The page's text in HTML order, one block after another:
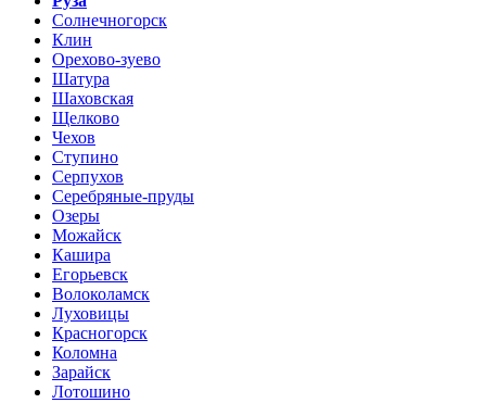
Солнечногорск
Клин
Орехово-зуево
Шатура
Шаховская
Щелково
Чехов
Ступино
Серпухов
Серебряные-пруды
Озеры
Можайск
Кашира
Егорьевск
Волоколамск
Луховицы
Красногорск
Коломна
Зарайск
Лотошино